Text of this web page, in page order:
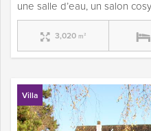
une salle d’eau, un salon
3,020 m²
Villa